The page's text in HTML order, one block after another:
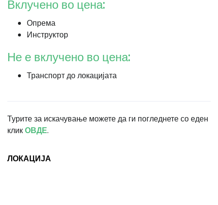
Вклучено во цена:
Опрема
Инструктор
Не е вклучено во цена:
Транспорт до локацијата
Турите за искачување можете да ги погледнете со еден
кликОВДЕ.
ЛОКАЦИЈА